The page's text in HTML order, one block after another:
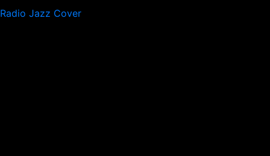
Radio Jazz Cover